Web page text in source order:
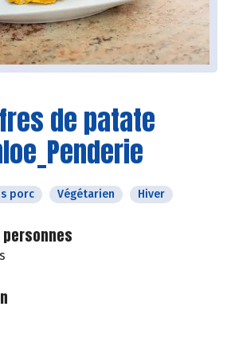
de patate
porc Végétarien Hiver
personnes